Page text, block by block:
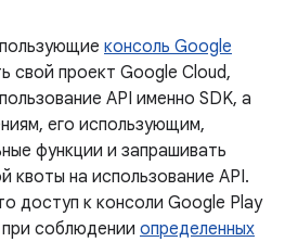
консоль Google
свой проект Google Cloud,
API именно SDK, а
его использующим,
функции и запрашивать
квоты на использование API.
доступ к консоли Google Play
соблюдении определенных